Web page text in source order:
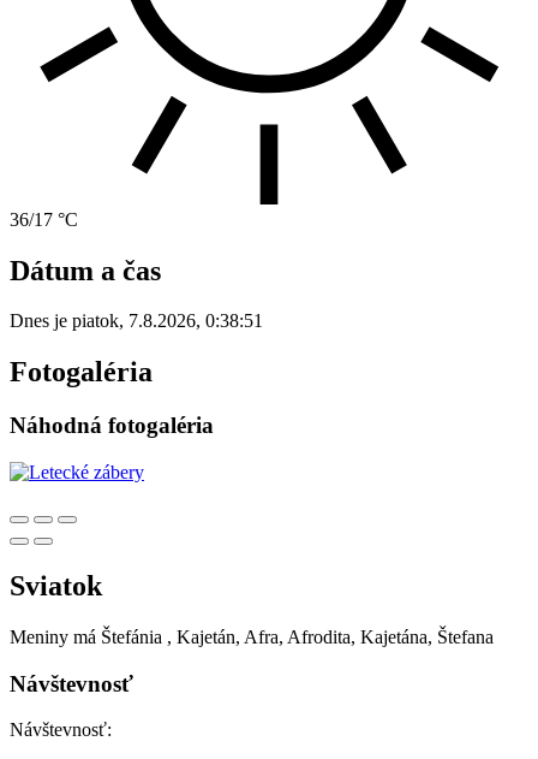
36/17 °C
Dátum a čas
Dnes je piatok, 7.8.2026, 0:38:51
Fotogaléria
Náhodná fotogaléria
Sviatok
Meniny má Štefánia , Kajetán, Afra, Afrodita, Kajetána, Štefana
Návštevnosť
Návštevnosť: